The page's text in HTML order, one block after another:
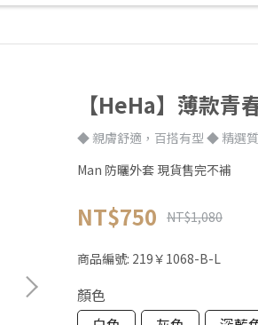
【HeHa】薄款青
◆ 親膚舒適，百搭有型 ◆ 精選
Man 防曬外套 現貨售完不補
NT$750 NT$1,080
商品編號: 219￥1068-B-L
顏色